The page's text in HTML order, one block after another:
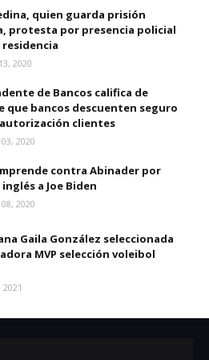
quien guarda prisión
protesta por presencia policial
2020
de Bancos califica de
que bancos descuenten seguro
clientes
2020
contra Abinader por
a Joe Biden
2020
Gaila González seleccionada
MVP selección voleibol